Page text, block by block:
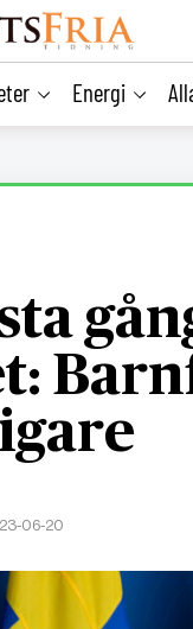
Energi
06-20